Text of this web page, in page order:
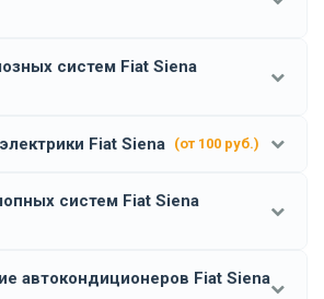
систем Fiat Siena
Fiat Siena (от 100 руб.)
систем Fiat Siena
автокондиционеров Fiat Siena